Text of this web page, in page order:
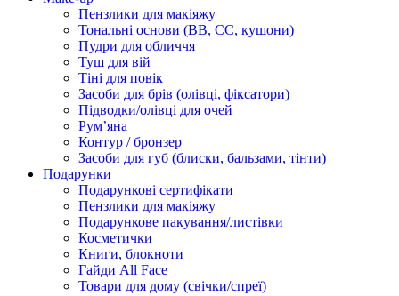
Пензлики для макіяжу
Тональні основи (BB, CC, кушони)
Пудри для обличчя
Туш для вій
Тіні для повік
Засоби для брів (олівці, фіксатори)
Підводки/олівці для очей
Румʼяна
Контур / бронзер
Засоби для губ (блиски, бальзами, тінти)
Подарунки
Подарункові сертифікати
Пензлики для макіяжу
Подарункове пакування/листівки
Косметички
Книги, блокноти
Гайди All Face
Товари для дому (свічки/спреї)